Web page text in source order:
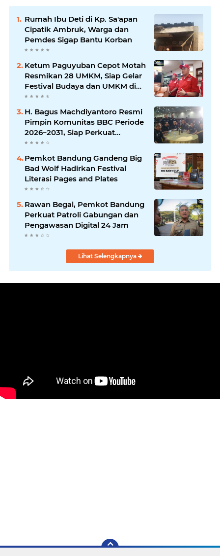
Rumah Ibu Deti di Kp. Sa'apan
Cipatik Ambruk, Warga dan
Pemdes Sigap Bantu Korban
Ketum Paguyuban Cepot Motah
Resmikan 28 UMKM, Siap Gelar
Festival Budaya dan UMKM di
Jalan Braga
H. Bagus Machdiyantoro Resmi
Pimpin Komunitas BBC Periode
2026–2031, Siap Perkuat
Solidaritas dan Hadirkan
Program Nyata untuk
Masyarakat
Pemkot Bandung Gandeng Big
Bad Wolf Hadirkan Festival
Literasi Pages and Plates
Rawan Begal, Pemkot Bandung
Perkuat Patroli Gabungan dan
Pengawasan Digital 24 Jam
Lihat Selengkapnya